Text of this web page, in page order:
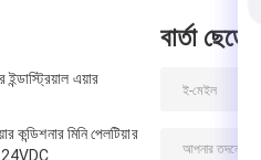
এয়ার
মিনি পেলটিয়ার
24VDC
বার্তা ছেড়ে